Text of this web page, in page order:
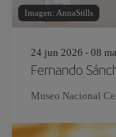
Imagen: AnnaStills
24 jun 2026 - 08
Fernando
Museo Nacional